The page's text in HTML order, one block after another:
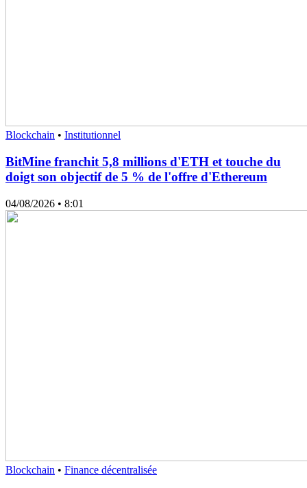
Blockchain • Institutionnel
BitMine franchit 5,8 millions d'ETH et touche du
doigt son objectif de 5 % de l'offre d'Ethereum
04/08/2026 • 8:01
Blockchain • Finance décentralisée